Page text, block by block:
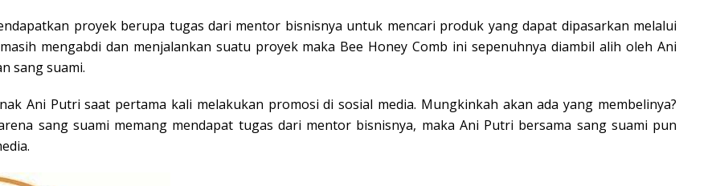
proyek berupa tugas dari mentor bisnisnya untuk mencari produk yang dapat dipasarkan melalui
mengabdi dan menjalankan suatu proyek maka Bee Honey Comb ini sepenuhnya diambil alih oleh Ani
sang suami.
Ani Putri saat pertama kali melakukan promosi di sosial media. Mungkinkah akan ada yang membelinya?
sang suami memang mendapat tugas dari mentor bisnisnya, maka Ani Putri bersama sang suami pun